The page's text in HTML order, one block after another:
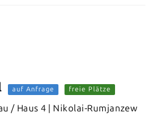
auf Anfrage freie Plätze
/ Haus 4 | Nikolai-Rumjanzew